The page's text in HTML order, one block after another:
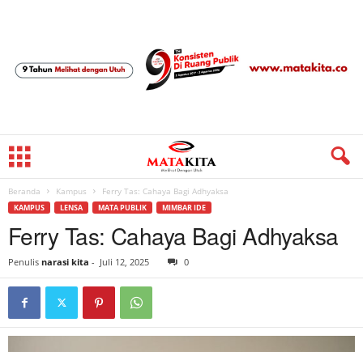
Beranda Kampus Ferry Tas: Cahaya Bagi Adhyaksa
KAMPUS LENSA MATA PUBLIK MIMBAR IDE
Ferry Tas: Cahaya Bagi Adhyaksa
Penulis narasi kita - Juli 12, 2025 0